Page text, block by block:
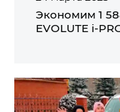
Экономим 1
EVOLUTE